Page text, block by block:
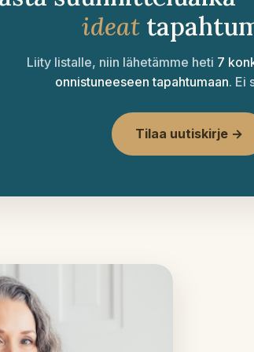
ideat
Liity listalle, niin lähetämme heti 7
onnistuneeseen tapahtumaan. Ei
Tilaa uutiskirje →